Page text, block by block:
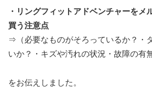
・リングフィットアドベンチャーをメ
買う注意点
⇒（必要なものがそろっているか？・
いか？・キズや汚れの状況・故障の有
をお伝えしました。